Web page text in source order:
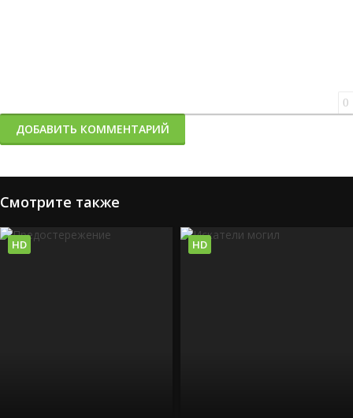
0
ДОБАВИТЬ КОММЕНТАРИЙ
Смотрите также
HD HD